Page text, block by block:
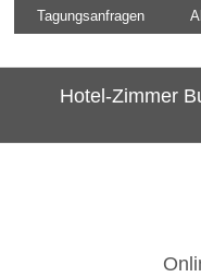
Tagungsanfragen
Hotel-Zimmer